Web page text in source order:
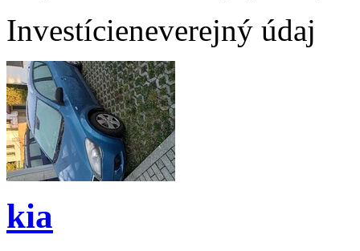
Investícieneverejný údaj
kia